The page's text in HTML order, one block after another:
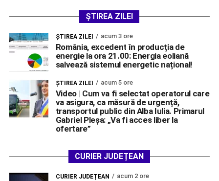
ȘTIREA ZILEI
ŞTIREA ZILEI acum 3 ore
România, excedent în producția de
energie la ora 21.00: Energia eoliană
salvează sistemul energetic național!
ŞTIREA ZILEI acum 5 ore
Video | Cum va fi selectat operatorul care
va asigura, ca măsură de urgență,
transportul public din Alba Iulia. Primarul
Gabriel Pleșa: „Va fi acces liber la
ofertare”
CURIER JUDEȚEAN
CURIER JUDEȚEAN acum 2 ore